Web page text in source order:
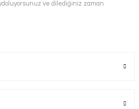
ve dilediğiniz zaman